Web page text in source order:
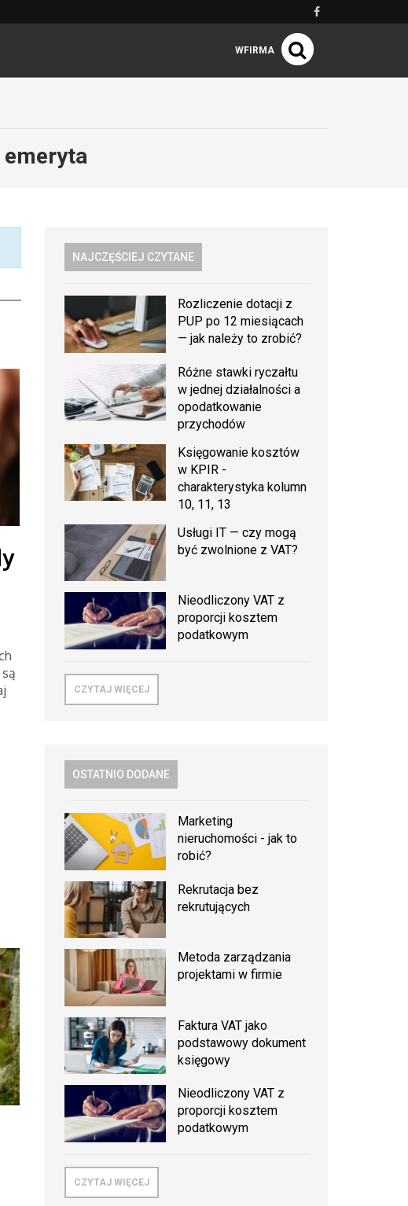
WFIRMA
NAJCZĘŚCIEJ CZYTANE
Rozliczenie dotacji z
PUP po 12 miesiącach
— jak należy to zrobić?
Różne stawki ryczałtu
w jednej działalności a
opodatkowanie
przychodów
Księgowanie kosztów
w KPIR -
charakterystyka kolumn
10, 11, 13
Usługi IT — czy mogą
być zwolnione z VAT?
Nieodliczony VAT z
proporcji kosztem
podatkowym
CZYTAJ WIĘCEJ
OSTATNIO DODANE
Marketing
nieruchomości - jak to
robić?
Rekrutacja bez
rekrutujących
Metoda zarządzania
projektami w firmie
Faktura VAT jako
podstawowy dokument
księgowy
Nieodliczony VAT z
proporcji kosztem
podatkowym
CZYTAJ WIĘCEJ